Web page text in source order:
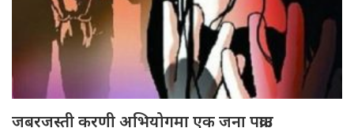
जबरजस्ती करणी अभियोगमा एक जना पक्राउ